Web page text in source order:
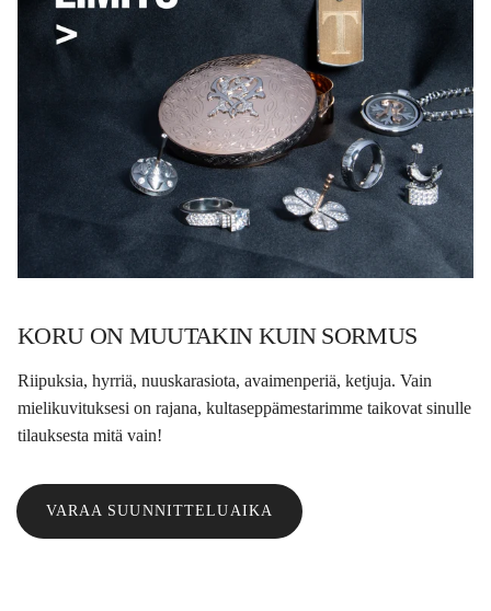
KORU ON MUUTAKIN KUIN SORMUS
Riipuksia, hyrriä, nuuskarasiota, avaimenperiä, ketjuja. Vain
mielikuvituksesi on rajana, kultaseppämestarimme taikovat sinulle
tilauksesta mitä vain!
VARAA SUUNNITTELUAIKA